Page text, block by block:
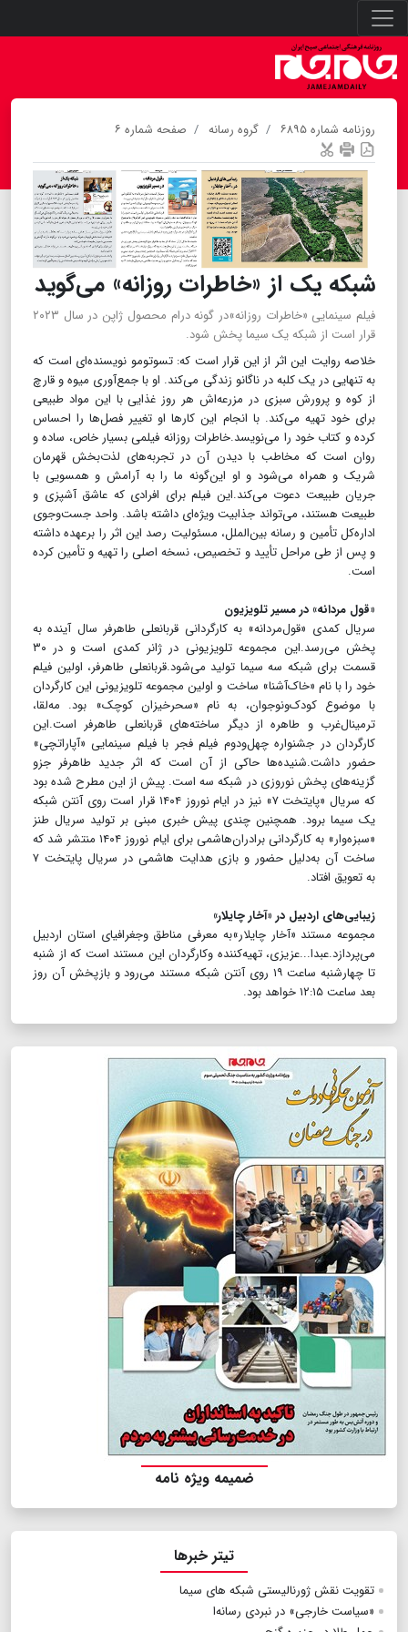
روزنامه شماره ۶۸۹۵ گروه رسانه صفحه شماره ۶
شبکه یک از «خاطرات روزانه» می‌گوید
فیلم سینمایی «خاطرات روزانه»در گونه درام محصول ژاپن در سال ۲۰۲۳
قرار است از شبکه یک سیما پخش شود.
خلاصه روایت این اثر از این قرار است که: تسوتومو نویسنده‌ای است که
به تنهایی در یک کلبه در ناگانو زندگی می‌کند. او با جمع‌آوری میوه و قارچ
از کوه و پرورش سبزی در مزرعه‌اش هر روز غذایی با این مواد طبیعی
برای خود تهیه می‌کند. با انجام این کارها او تغییر فصل‌ها را احساس
کرده و کتاب خود را می‌نویسد.خاطرات روزانه فیلمی بسیار خاص، ساده و
روان است که مخاطب با دیدن آن در تجربه‌های لذت‌بخش قهرمان
شریک و همراه می‌شود و او این‌گونه ما را به آرامش و همسویی با
جریان طبیعت دعوت می‌کند.این فیلم برای افرادی که عاشق آشپزی و
طبیعت هستند، می‌تواند جذابیت ویژه‌ای داشته باشد. واحد جست‌وجوی
اداره‌کل تأمین و رسانه بین‌الملل، مسئولیت رصد این اثر را بر‌عهده داشته
و پس از طی مراحل تأیید و تخصیص، نسخه اصلی را تهیه و تأمین کرده
است.
«قول مردانه» در مسیر تلویزیون
سریال کمدی «قول‌مردانه» به کارگردانی قربانعلی طاهرفر سال آینده به
پخش می‌رسد.این مجموعه تلویزیونی در ژانر کمدی است و در ۳۰
قسمت برای شبکه سه سیما تولید می‌شود.قربانعلی طاهرفر، اولین فیلم
خود را با نام «خاک‌آشنا» ساخت و اولین مجموعه تلویزیونی این کارگردان
با موضوع کودک‌ونوجوان، به نام «سحرخیزان کوچک» بود. مه‌لقا،
ترمینال‌غرب و طاهره از دیگر ساخته‌های قربانعلی طاهرفر است.این
کارگردان در جشنواره چهل‌ودوم فیلم فجر با فیلم سینمایی «آپاراتچی»
حضور داشت.شنیده‌ها حاکی از آن است که اثر جدید طاهرفر جزو
گزینه‌های پخش نوروزی در شبکه سه است. پیش از این مطرح شده بود
که سریال «پایتخت ۷» نیز در ایام نوروز ۱۴۰۴ قرار است روی آنتن شبکه
یک سیما برود. همچنین چندی پیش خبری مبنی بر تولید سریال طنز
«سبزه‌وار» به کارگردانی برادران‌هاشمی برای ایام نوروز ۱۴۰۴ منتشر شد که
ساخت آن به‌دلیل حضور و بازی هدایت هاشمی در سریال پایتخت ۷
به تعویق افتاد.
زیبایی‌های اردبیل در «آخار چایلار»
مجموعه مستند «آخار چایلار»به معرفی مناطق وجغرافیای استان اردبیل
می‌پردازد.عبدا...عزیزی، تهیه‌کننده وکارگردان این مستند است که از شنبه
تا چهارشنبه ساعت ۱۹ روی آنتن شبکه مستند می‌رود و بازپخش آن روز
بعد ساعت ۱۲:۱۵ خواهد بود.
ضمیمه ویژه نامه
تیتر خبرها
تقویت نقش ژورنالیستی شبکه های سیما
«سیاست خارجی» در نبردی رسانه‌ا